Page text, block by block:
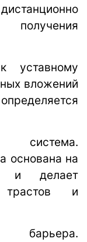
уставному
вложений
система.
основана на
и делает
трастов и
барьера.